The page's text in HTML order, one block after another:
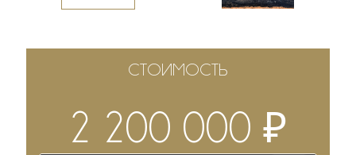
СТОИМОСТЬ
2 200 000₽